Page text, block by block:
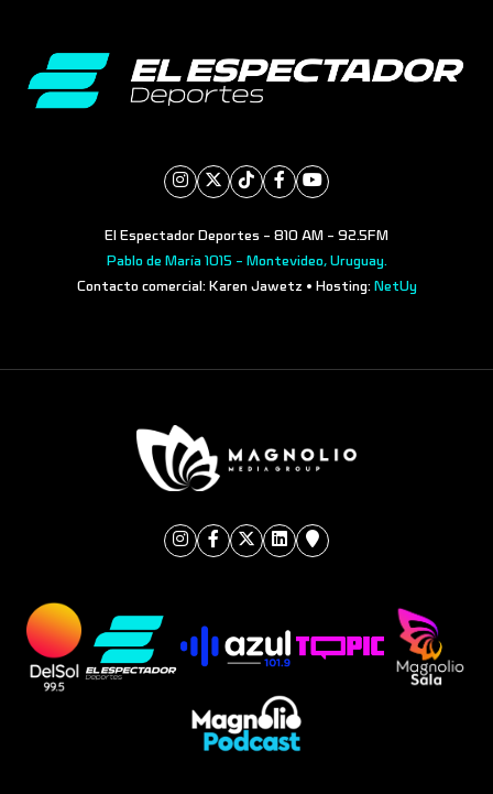
El Espectador Deportes - 810 AM - 92.5FM
Pablo de María 1015 - Montevideo, Uruguay.
Contacto comercial: Karen Jawetz • Hosting: NetUy